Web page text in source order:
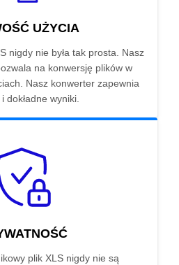
UŻYCIA
nigdy nie była tak prosta. Nasz
na konwersję plików w
Nasz konwerter zapewnia
dokładne wyniki.
plik XLS nigdy nie są